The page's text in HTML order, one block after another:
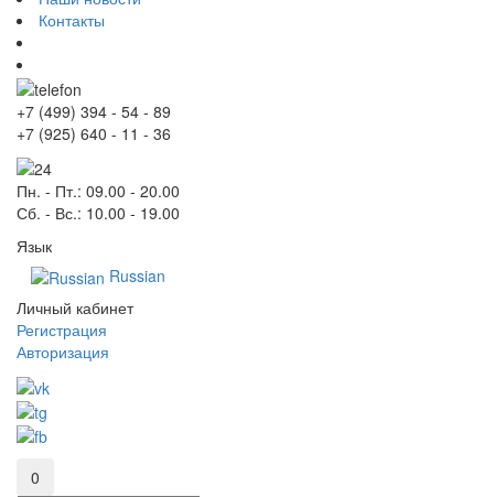
Контакты
+7 (499) 394 - 54 - 89
+7 (925) 640 - 11 - 36
Пн. - Пт.: 09.00 - 20.00
Сб. - Вс.: 10.00 - 19.00
Язык
Russian
Личный кабинет
Регистрация
Авторизация
0